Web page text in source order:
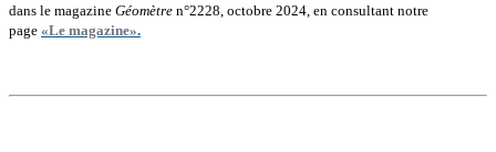
dans le magazine Géomètre n°2228, octobre 2024, en consultant notre
page «Le magazine».